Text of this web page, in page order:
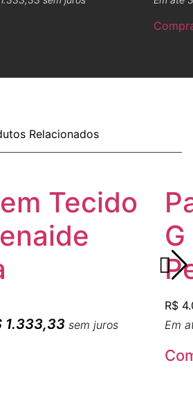
Relacionados
Tecido
1.333,33 sem juros
R$
Em